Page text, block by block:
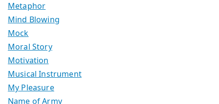
Metaphor
Mind Blowing
Mock
Moral Story
Motivation
Musical Instrument
My Pleasure
Name of Army